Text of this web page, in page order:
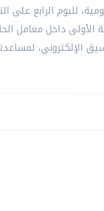
لليوم الرابع على
الأولى داخل معامل
الإلكتروني،